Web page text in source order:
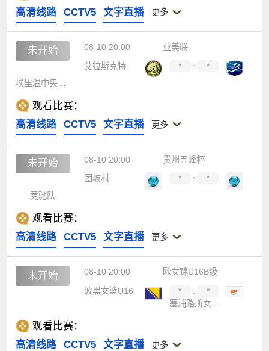
高清线路
CCTV5 文字直播 更多
未开始 08-10 20:00
亚美联
艾拉斯克特
* :
*
埃里温中央陆军
观看比赛：
高清线路
CCTV5 文字直播 更多
未开始 08-10 20:00
贵州五峰杯
团坡村
* :
*
竞驰队
观看比赛：
高清线路
CCTV5 文字直播 更多
未开始 08-10 20:00
欧女锦U16B级
波黑女篮U16
* :
*
塞浦路斯女篮U16
观看比赛：
高清线路
CCTV5 文字直播 更多